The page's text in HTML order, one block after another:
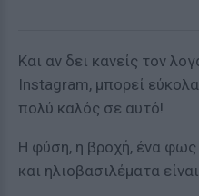
Και αν δει κανείς τον
Instagram, μπορεί
πολύ καλός σε αυτό!
Η φύση, η βροχή, ένα
και ηλιοβασιλέματα